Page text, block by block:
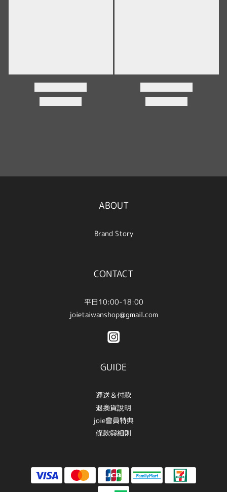
ABOUT
Brand Story
CONTACT
平日10:00-18:00
joietaiwanshop@gmail.com
GUIDE
運送＆付款
退換貨說明
joie會員特典
條款與細則